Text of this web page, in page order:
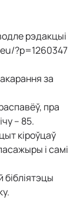
рэдакцыі
?p=1260347
за
пра
– 85.
кіроўцаў
і самі
бібліятэцы